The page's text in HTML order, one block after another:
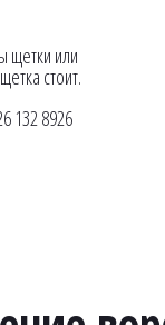
щетки или
стоит.
132 8926